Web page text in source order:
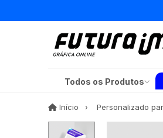
Todos os Produtos
Início InícioPersonalizado